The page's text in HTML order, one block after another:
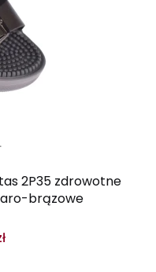
2P35 zdrowotne
brązowe